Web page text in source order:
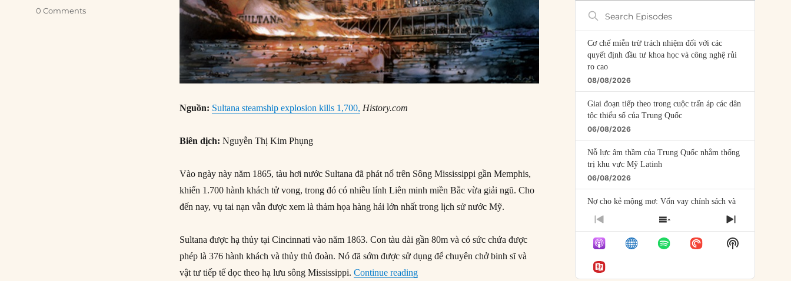
Nguồn: Sultana steamship explosion kills 1,700, History.com
Biên dịch:Nguyễn Thị Kim Phụng
Vào ngày này năm 1865, tàu hơi nước Sultana đã phát nổ trên Sông Mississippi gần Memphis,
khiến 1.700 hành khách tử vong, trong đó có nhiều lính Liên minh miền Bắc vừa giải ngũ. Cho
đến nay, vụ tai nạn vẫn được xem là thảm họa hàng hải lớn nhất trong lịch sử nước Mỹ.
Sultana được hạ thủy tại Cincinnati vào năm 1863. Con tàu dài gần 80m và có sức chứa được
phép là 376 hành khách và thủy thủ đoàn. Nó đã sớm được sử dụng để chuyên chở binh sĩ và
vật tư tiếp tế dọc theo hạ lưu sông Mississippi.Continue reading“27/04/1865: Tàu hơi nước Sultana phát nổ khiến 1.700 người tử vong”
0 Comments
Search
Episodes
Cơ chế miễn trừ trách nhiệm đối với các
quyết định đầu tư khoa học và công nghệ rủi
ro cao
08/08/2026
Giai đoạn tiếp theo trong cuộc trấn áp các dân
tộc thiểu số của Trung Quốc
06/08/2026
Nỗ lực âm thầm của Trung Quốc nhằm thống
trị khu vực Mỹ Latinh
06/08/2026
Nợ cho kẻ mộng mơ: Vốn vay chính sách và
giới hạn của việc cho startup vay vốn
Mỹ Latinh đang trở thành “phòng thí nghiệm”
của phe cánh hữu mới
04/08/2026
PREVIOUS
EPISODE
SHOW
EPISODES
LIST
NEXT
EPISODE
Show
Podcast